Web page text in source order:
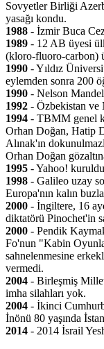
Sovyetler Birliği
yasağı kondu.
1988 - İzmir Buca
1989 - 12 AB üyesi
(kloro-fluoro-carbon)
1990 - Yıldız
eylemden sonra 200
1990 - Nelson
1992 - Özbekistan
1994 - TBMM genel
Orhan Doğan, Hatip
Alınak'ın
Orhan Doğan
1995 - Yahoo!
1998 - Galileo uzay
Europa'nın kalın
2000 - İngiltere, 16
diktatörü Pinochet'in
2000 - Pendik
Fo'nun "Kabin
sahnelenmesine
vermedi.
2004 - Birleşmiş
imha silahları yok.
2004 - İkinci
İnönü 80 yaşında
2014 - 2014 İsrail